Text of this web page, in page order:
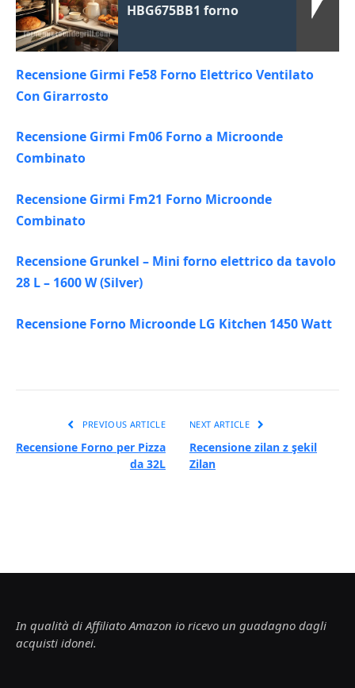
HBG675BB1 forno
Recensione Girmi Fe58 Forno Elettrico Ventilato
Con Girarrosto
Recensione Girmi Fm06 Forno a Microonde
Combinato
Recensione Girmi Fm21 Forno Microonde
Combinato
Recensione Grunkel – Mini forno elettrico da tavolo
28 L – 1600 W (Silver)
Recensione Forno Microonde LG Kitchen 1450 Watt
PREVIOUS ARTICLE
Recensione Forno per Pizza
da 32L
NEXT ARTICLE
Recensione zilan z şekil
Zilan
In qualità di Affiliato Amazon io ricevo un guadagno dagli
acquisti idonei.